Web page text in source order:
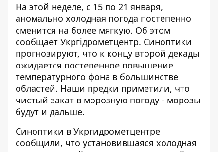
На этой неделе, с 15 по 21 января,
аномально холодная погода постепенно
сменится на более мягкую. Об этом
сообщает Укргідрометцентр. Синоптики
прогнозируют, что к концу второй декады
ожидается постепенное повышение
температурного фона в большинстве
областей. Наши предки приметили, что
чистый закат в морозную погоду - морозы
будут и дальше.
Синоптики в Укргидрометцентре
сообщили, что установившаяся холодная